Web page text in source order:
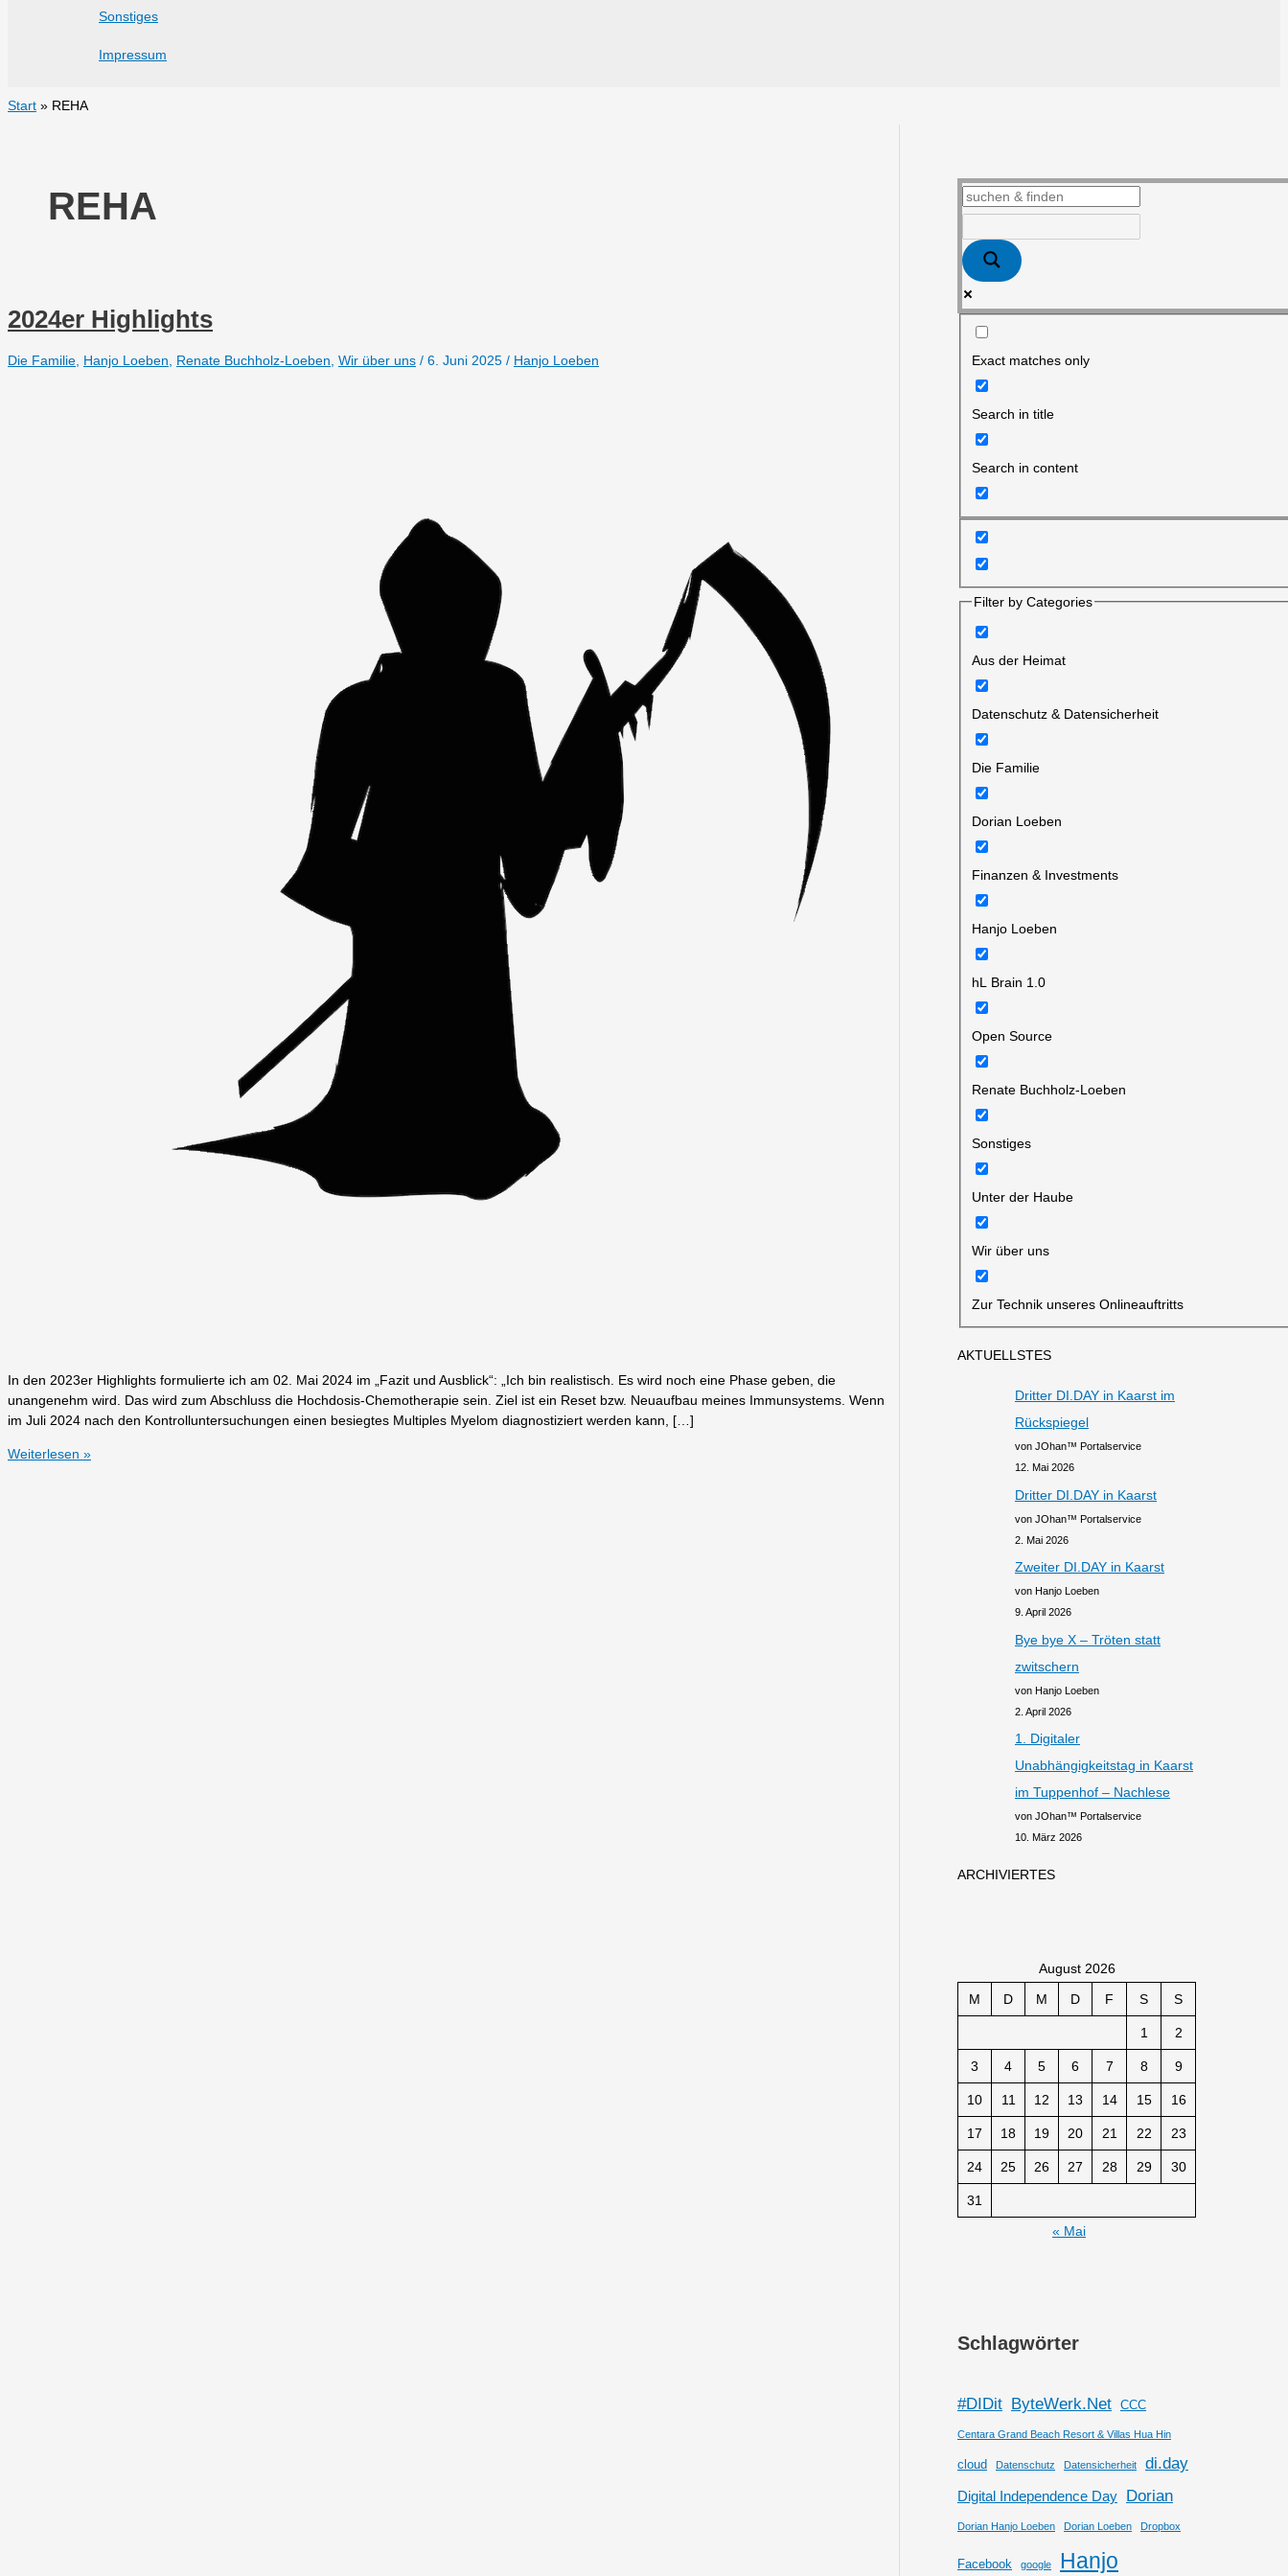
Sonstiges
Impressum
Start REHA
REHA
2024er Highlights
Die Familie Hanjo Loeben Renate Buchholz-Loeben Wir über uns / 6. Juni 2025 / Hanjo Loeben
In den 2023er Highlights formulierte ich am 02. Mai 2024 im „Fazit und Ausblick“: „Ich bin realistisch. Es wird noch eine Phase geben, die
unangenehm wird. Das wird zum Abschluss die Hochdosis-Chemotherapie sein. Ziel ist ein Reset bzw. Neuaufbau meines Immunsystems. Wenn
im Juli 2024 nach den Kontrolluntersuchungen einen besiegtes Multiples Myelom diagnostiziert werden kann, […]
2024er
Weiterlesen »
Exact matches only
Search in title
Search in content
Filter by Categories
Aus der Heimat
Datenschutz & Datensicherheit
Die Familie
Dorian Loeben
Finanzen & Investments
Hanjo Loeben
hL Brain 1.0
Open Source
Renate Buchholz-Loeben
Sonstiges
Unter der Haube
Wir über uns
Zur Technik unseres Onlineauftritts
AKTUELLSTES
Dritter DI.DAY in Kaarst im
Rückspiegel
von JOhan™ Portalservice
12. Mai 2026
Dritter DI.DAY in Kaarst
von JOhan™ Portalservice
2. Mai 2026
Zweiter DI.DAY in Kaarst
von Hanjo Loeben
9. April 2026
Bye bye X – Tröten statt
zwitschern
von Hanjo Loeben
2. April 2026
1. Digitaler
Unabhängigkeitstag in Kaarst
im Tuppenhof – Nachlese
von JOhan™ Portalservice
10. März 2026
ARCHIVIERTES
August 2026
M
D M D F S S
1 2
3 4 5 6 7 8 9
10 11 12 13 14 15 16
17 18 19 20 21 22 23
24 25 26 27 28 29 30
31
« Mai
Schlagwörter
#DIDit ByteWerk.Net CCC
Centara Grand Beach Resort & Villas Hua Hin
cloud Datenschutz Datensicherheit di.day
Digital Independence Day Dorian
Dorian Hanjo Loeben Dorian Loeben Dropbox
Facebook google Hanjo